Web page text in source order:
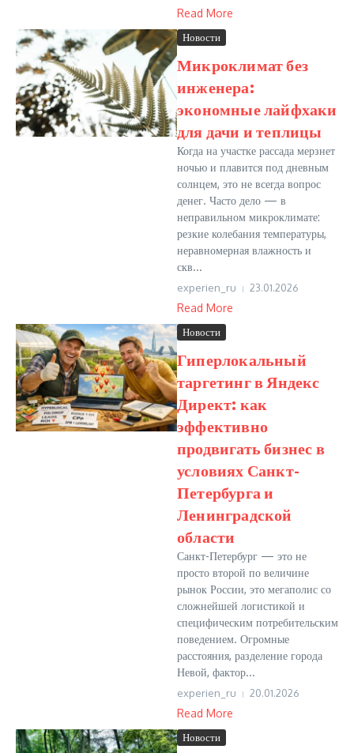
Read More
Новости
Микроклимат без
инженера:
экономные лайфхаки
для дачи и теплицы
Когда на участке рассада мерзнет
ночью и плавится под дневным
солнцем, это не всегда вопрос
денег. Часто дело — в
неправильном микроклимате:
резкие колебания температуры,
неравномерная влажность и
скв...
experien_ru 23.01.2026
Read More
Новости
Гиперлокальный
таргетинг в Яндекс
Директ: как
эффективно
продвигать бизнес в
условиях Санкт-
Петербурга и
Ленинградской
области
Санкт-Петербург — это не
просто второй по величине
рынок России, это мегаполис со
сложнейшей логистикой и
специфическим потребительским
поведением. Огромные
расстояния, разделение города
Невой, фактор...
experien_ru 20.01.2026
Read More
Новости